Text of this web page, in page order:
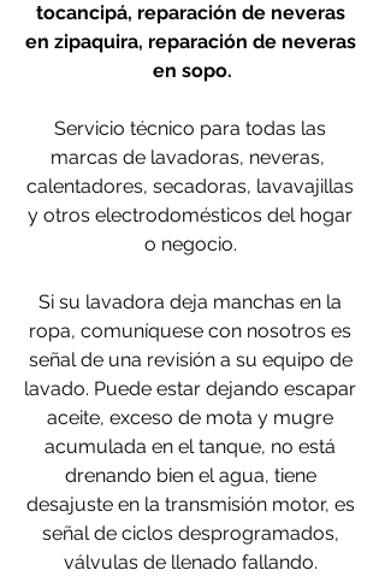
tocancipá, reparación de neveras
en zipaquira, reparación de neveras
en sopo.
Servicio técnico para todas las
marcas de lavadoras, neveras,
calentadores, secadoras, lavavajillas
y otros electrodomésticos del hogar
o negocio.
Si su lavadora deja manchas en la
ropa, comuníquese con nosotros es
señal de una revisión a su equipo de
lavado. Puede estar dejando escapar
aceite, exceso de mota y mugre
acumulada en el tanque, no está
drenando bien el agua, tiene
desajuste en la transmisión motor, es
señal de ciclos desprogramados,
válvulas de llenado fallando.